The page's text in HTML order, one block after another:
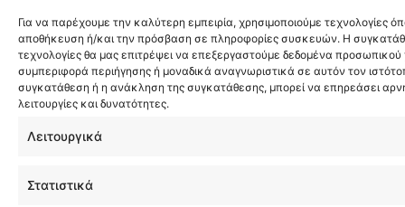
Για να παρέχουμε την καλύτερη εμπειρία, χρησιμοποιούμε τεχνολογίες
αποθήκευση ή/και την πρόσβαση σε πληροφορίες συσκευών. Η
τεχνολογίες θα μας επιτρέψει να επεξεργαστούμε δεδομένα
συμπεριφορά περιήγησης ή μοναδικά αναγνωριστικά σε αυτόν τον
συγκατάθεση ή η ανάκληση της συγκατάθεσης, μπορεί να επηρεάσει
λειτουργίες και δυνατότητες.
Λειτουργικά
Στατιστικά